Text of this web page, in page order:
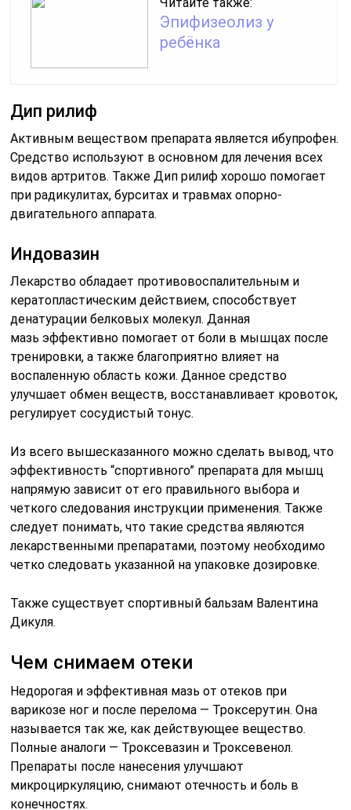
Эпифизеолиз у
ребёнка
Дип рилиф
Активным веществом препарата является ибупрофен.
Средство используют в основном для лечения всех
видов артритов. Также Дип рилиф хорошо помогает
при радикулитах, бурситах и травмах опорно-
двигательного аппарата.
Индовазин
Лекарство обладает противовоспалительным и
кератопластическим действием, способствует
денатурации белковых молекул. Данная
мазь эффективно помогает от боли в мышцах после
тренировки, а также благоприятно влияет на
воспаленную область кожи. Данное средство
улучшает обмен веществ, восстанавливает кровоток,
регулирует сосудистый тонус.
Из всего вышесказанного можно сделать вывод, что
эффективность “спортивного” препарата для мышц
напрямую зависит от его правильного выбора и
четкого следования инструкции применения. Также
следует понимать, что такие средства являются
лекарственными препаратами, поэтому необходимо
четко следовать указанной на упаковке дозировке.
Также существует спортивный бальзам Валентина
Дикуля.
Чем снимаем отеки
Недорогая и эффективная мазь от отеков при
варикозе ног и после перелома — Троксерутин. Она
называется так же, как действующее вещество.
Полные аналоги — Троксевазин и Троксевенол.
Препараты после нанесения улучшают
микроциркуляцию, снимают отечность и боль в
конечностях.